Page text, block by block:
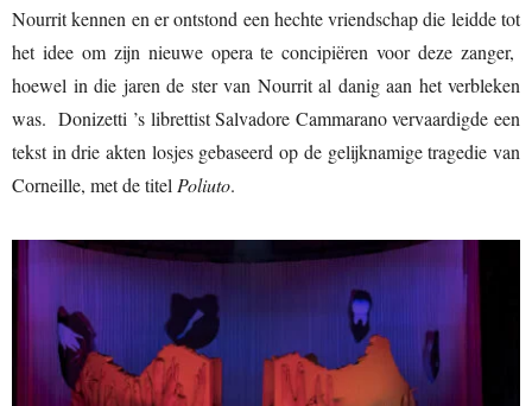
Nourrit kennen en er ontstond een hechte vriendschap die leidde tot
het idee om zijn nieuwe opera te concipiëren voor deze zanger,
hoewel in die jaren de ster van Nourrit al danig aan het verbleken
was. Donizetti ’s librettist Salvadore Cammarano vervaardigde een
tekst in drie akten losjes gebaseerd op de gelijknamige tragedie van
Corneille, met de titelPoliuto.